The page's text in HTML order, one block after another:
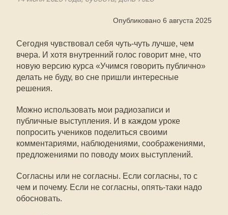
Опубликовано 6 августа 2025
Сегодня чувствовал себя чуть-чуть лучше, чем
вчера. И хотя внутренний голос говорит мне, что
новую версию курса «Учимся говорить публично»
делать не буду, во сне пришли интересные
решения.
Можно использовать мои радиозаписи и
публичные выступления. И в каждом уроке
попросить учеников поделиться своими
комментариями, наблюдениями, соображениями,
предложениями по поводу моих выступлений.
Согласны или не согласны. Если согласны, то с
чем и почему. Если не согласны, опять-таки надо
обосновать.